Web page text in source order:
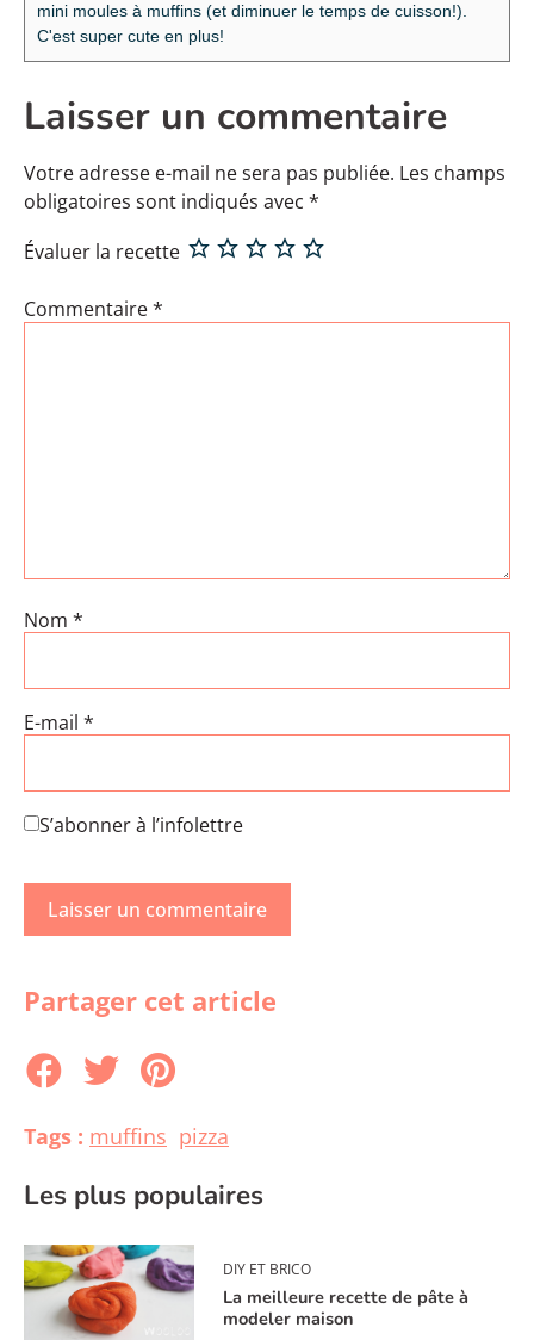
mini moules à muffins (et diminuer le temps de cuisson!).
C'est super cute en plus!
Laisser un commentaire
Votre adresse e-mail ne sera pas publiée. Les champs
obligatoires sont indiqués avec *
Évaluer la recette
Commentaire*
Nom *
E-mail *
S’abonner à l’infolettre
Partager cet article
Tags : muffins pizza
Les plus populaires
DIY ET BRICO
La meilleure recette de pâte à
modeler maison